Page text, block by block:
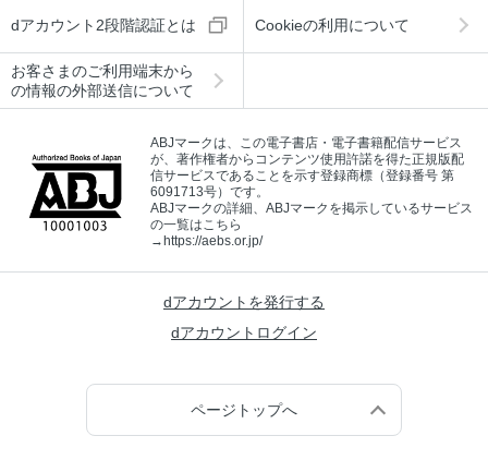
dアカウント2段階認証とは Cookieの利用について
お客さまのご利用端末から
の情報の外部送信について
ABJマークは、この電子書店・電子書籍配信サービス
が、著作権者からコンテンツ使用許諾を得た正規版配
信サービスであることを示す登録商標（登録番号 第
6091713号）です。
ABJマークの詳細、ABJマークを掲示しているサービス
の一覧はこちら
→ https://aebs.or.jp/
dアカウントを発行する
dアカウントログイン
ページトップへ